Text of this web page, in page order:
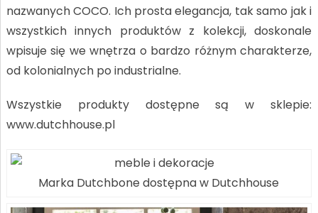
nazwanych COCO. Ich prosta elegancja, tak samo jak i
wszystkich innych produktów z kolekcji, doskonale
wpisuje się we wnętrza o bardzo różnym charakterze,
od kolonialnych po industrialne.
Wszystkie produkty dostępne są w sklepie:
www.dutchhouse.pl
Marka Dutchbone dostępna w Dutchhouse